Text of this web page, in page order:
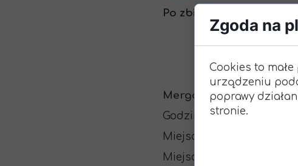
Po zbiórce udamy się
Mergos i Bieliki:
Godziny zbiórki: 10:00 -
Miejsce startu i
Miejsce zbiórki: Las
Zgoda na
Cookies to
urządzeniu
poprawy
stronie.